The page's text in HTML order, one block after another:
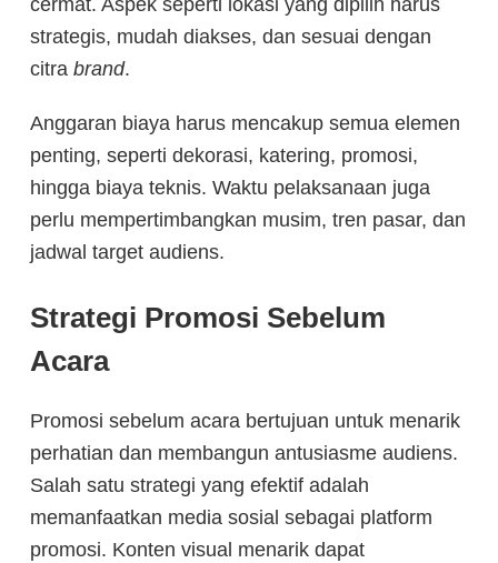
cermat. Aspek seperti lokasi yang dipilih harus
strategis, mudah diakses, dan sesuai dengan
citra brand.
Anggaran biaya harus mencakup semua elemen
penting, seperti dekorasi, katering, promosi,
hingga biaya teknis. Waktu pelaksanaan juga
perlu mempertimbangkan musim, tren pasar, dan
jadwal target audiens.
Strategi Promosi Sebelum
Acara
Promosi sebelum acara bertujuan untuk menarik
perhatian dan membangun antusiasme audiens.
Salah satu strategi yang efektif adalah
memanfaatkan media sosial sebagai platform
promosi. Konten visual menarik dapat